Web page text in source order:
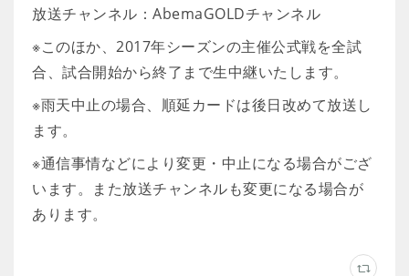
放送チャンネル：AbemaGOLDチャンネル
※このほか、2017年シーズンの主催公式戦を全試
合、試合開始から終了まで生中継いたします。
※雨天中止の場合、順延カードは後日改めて放送し
ます。
※通信事情などにより変更・中止になる場合がござ
います。また放送チャンネルも変更になる場合が
あります。